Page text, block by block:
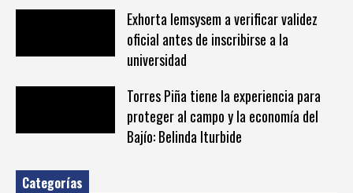
Exhorta Iemsysem a verificar validez
oficial antes de inscribirse a la
universidad
Torres Piña tiene la experiencia para
proteger al campo y la economía del
Bajío: Belinda Iturbide
Categorías